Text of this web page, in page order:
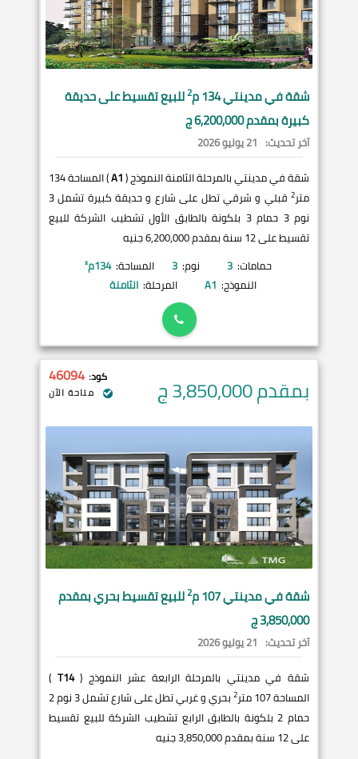
شقة فيمدينتي134 م 2للبيع تقسيط على حديقة
كبيرة بمقدم 6,200,000 ج
آخر تحديث: 21 يوليو 2026
شقة في مدينتي بالمرحلة الثامنة النموذج (A1
) المساحة 134
متر2
قبلي و شرقي تطل على شارع و حديقة كبيرة تشمل 3
نوم 3 حمام 3 بلكونة بالطابق الأول تشطيب الشركة للبيع
تقسيط على 12 سنة بمقدم 6,200,000 جنيه
حمامات: 3 نوم: 3 المساحة: 134م²
النموذج: A1 المرحلة: الثامنة
بمقدم 3,850,000 ج كود: 46094
متاحة الآن
شقة فيمدينتي 2للبيع تقسيط بحري بمقدم
3,850,000 ج
آخر تحديث: 21 يوليو 2026
شقة في مدينتي بالمرحلة الرابعة عشر النموذج (T14
)
المساحة 107 متر
2
بحري و غربي تطل على شارع تشمل 3 نوم 2
حمام 2 بلكونة بالطابق الرابع تشطيب الشركة للبيع تقسيط
على 12 سنة بمقدم 3,850,000 جنيه